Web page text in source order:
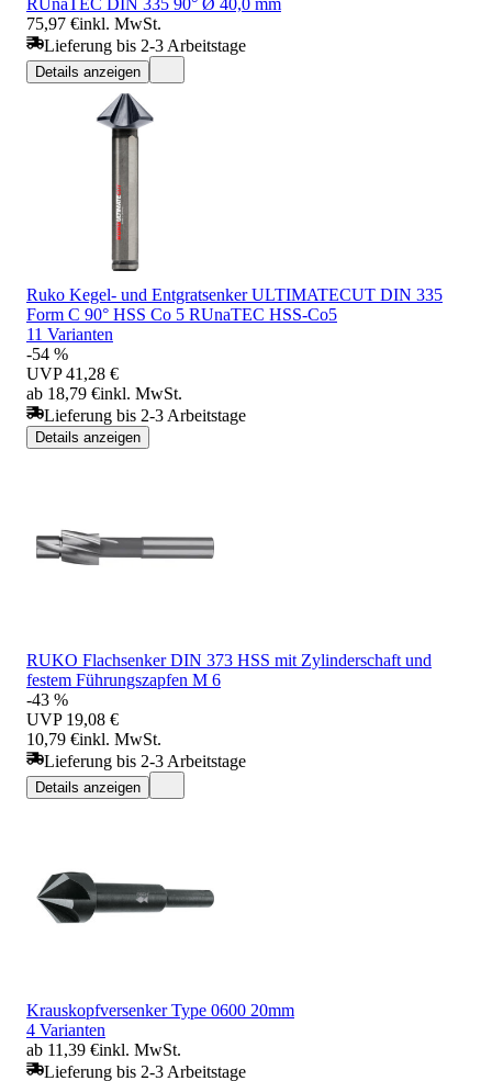
75,97 €inkl. MwSt.
Lieferung bis 2-3 Arbeitstage
Details anzeigen
Ruko Kegel- und Entgratsenker ULTIMATECUT DIN 335
Form C 90° HSS Co 5 RUnaTEC HSS-Co5
11 Varianten
-54 %
UVP 41,28 €
ab 18,79 €inkl. MwSt.
Lieferung bis 2-3 Arbeitstage
Details anzeigen
RUKO Flachsenker DIN 373 HSS mit Zylinderschaft und
festem Führungszapfen M 6
-43 %
UVP 19,08 €
10,79 €inkl. MwSt.
Lieferung bis 2-3 Arbeitstage
Details anzeigen
Krauskopfversenker Type 0600 20mm
4 Varianten
ab 11,39 €inkl. MwSt.
Lieferung bis 2-3 Arbeitstage